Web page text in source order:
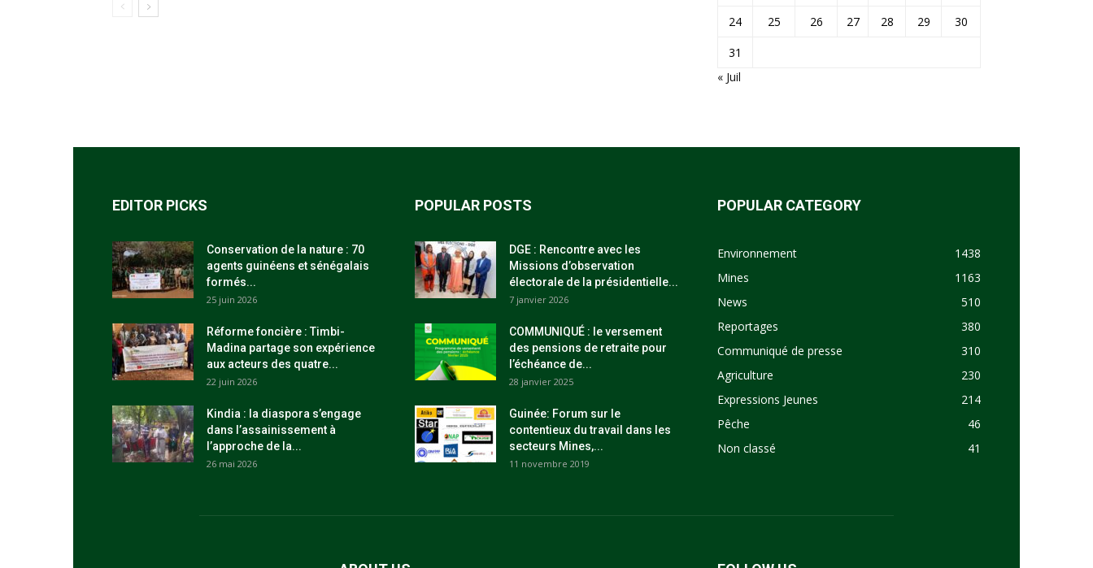
24
25 26 27 28 29
30
31
« Juil
EDITOR PICKS
Conservation de la nature : 70
agents guinéens et sénégalais
formés...
25 juin 2026
Réforme foncière : Timbi-
Madina partage son expérience
aux acteurs des quatre...
22 juin 2026
Kindia : la diaspora s’engage
dans l’assainissement à
l’approche de la...
26 mai 2026
POPULAR POSTS
DGE : Rencontre avec les
Missions d’observation
électorale de la présidentielle...
7 janvier 2026
COMMUNIQUÉ : le versement
des pensions de retraite pour
l’échéance de...
28 janvier 2025
Guinée: Forum sur le
contentieux du travail dans les
secteurs Mines,...
11 novembre 2019
POPULAR CATEGORY
Environnement
1438
Mines
1163
News
510
Reportages
380
Communiqué de presse
310
Agriculture
230
Expressions Jeunes
214
Pêche
46
Non classé
41